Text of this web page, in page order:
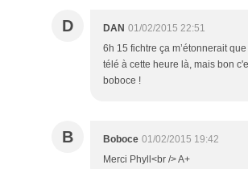
D DAN 01/02/2015 22:51
6h 15 fichtre ça m’étonnerait
télé à cette heure là, mais bon
boboce !
B Boboce 01/02/2015 19:42
Merci Phyll<br /> A+